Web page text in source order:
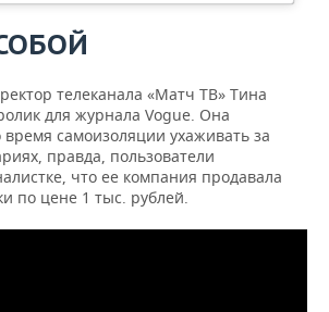
телеканала «Матч ТВ» Тина
для журнала Vogue. Она
время самоизоляции ухаживать за
правда, пользователи
что ее компания продавала
по цене 1 тыс. рублей.